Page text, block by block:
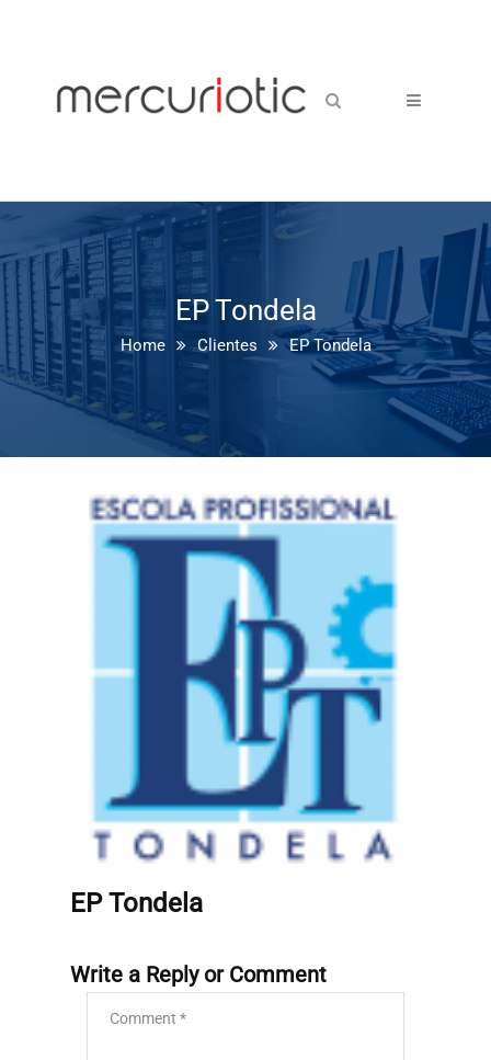
EP Tondela
Home Clientes EP Tondela
EP Tondela
Write a Reply or Comment